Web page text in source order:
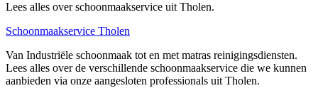
Lees alles over schoonmaakservice uit Tholen.
Schoonmaakservice Tholen
Van Industriële schoonmaak tot en met matras reinigingsdiensten.
Lees alles over de verschillende schoonmaakservice die we kunnen
aanbieden via onze aangesloten professionals uit Tholen.